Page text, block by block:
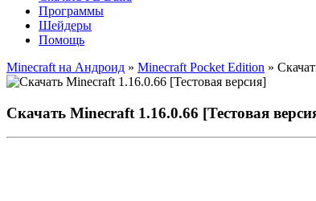
Программы
Шейдеры
Помощь
Minecraft на Андроид » Minecraft Pocket Edition »
Скачать Minecraft 1.16.0.66 [Тестовая